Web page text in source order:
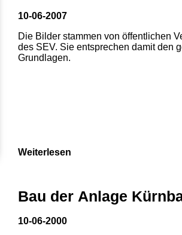
10-06-2007
Die Bilder stammen von öffentlichen
des SEV. Sie entsprechen damit den
Grundlagen.
Weiterlesen
Bau der Anlage
10-06-2000